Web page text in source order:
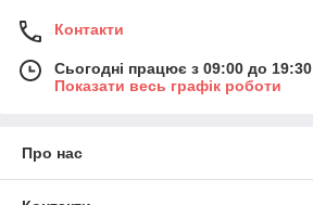
Контакти
Сьогодні працює з 09:00 до 19:30
Показати весь графік роботи
Про нас